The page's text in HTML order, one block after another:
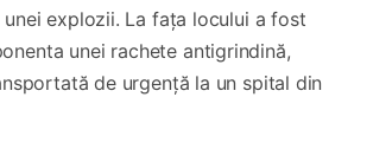
unei explozii. La fața locului a fost
unei rachete antigrindină,
de urgență la un spital din